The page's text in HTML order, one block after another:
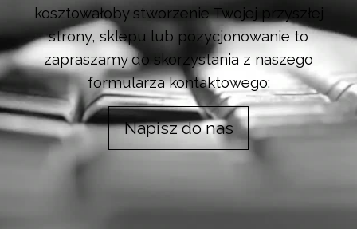
kosztowałoby stworzenie Twojej przyszłej
strony, sklepu lub pozycjonowanie to
zapraszamy do skorzystania z naszego
formularza kontaktowego:
Napisz do nas